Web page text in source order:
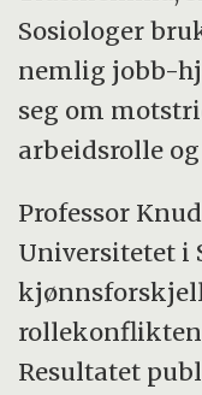
Sosiologer
nemlig jobb-
seg om
arbeidsrolle
Professor
Universitetet i
rollekonflikten
Resultatet